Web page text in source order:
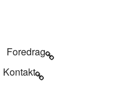
Foredrag
Kontakt